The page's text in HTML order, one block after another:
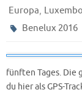
Europa,
Benelux 2016
fünften Tages. Die
du hier als GPS-